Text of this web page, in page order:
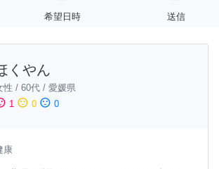
希望日時 送信
くやん
性 / 60代 / 愛媛県
1 sentiment_neutral 0 sentiment_dissatisfied 0
康